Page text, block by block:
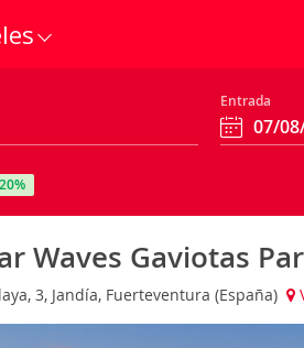
Entrada
Waves Gaviotas
3, Jandía, Fuerteventura (España)